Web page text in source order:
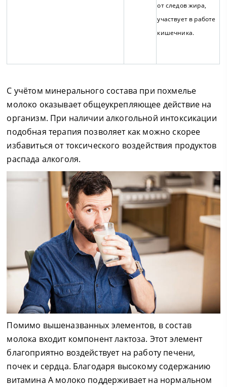
от следов жира,
участвует в работе
кишечника.
С учётом минерального состава при похмелье
молоко оказывает общеукрепляющее действие на
организм. При наличии алкогольной интоксикации
подобная терапия позволяет как можно скорее
избавиться от токсического воздействия продуктов
распада алкоголя.
Помимо вышеназванных элементов, в состав
молока входит компонент лактоза. Этот элемент
благоприятно воздействует на работу печени,
почек и сердца. Благодаря высокому содержанию
витамина А молоко поддерживает на нормальном